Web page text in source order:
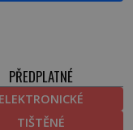
PŘEDPLATNÉ
ELEKTRONICKÉ
TIŠTĚNÉ